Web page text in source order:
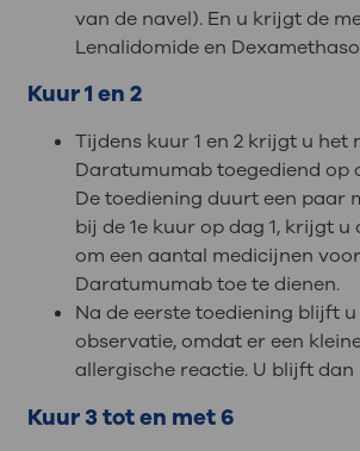
van de navel). En u krijgt de
Lenalidomide en
Kuur 1 en 2
Tijdens kuur 1 en 2 krijgt u het
Daratumumab toegediend op
De toediening duurt een paar
bij de 1e kuur op dag 1, krijgt u
om een aantal medicijnen
Daratumumab toe te dienen.
Na de eerste toediening blijft
observatie, omdat er een
allergische reactie. U blijft dan
Kuur 3 tot en met 6